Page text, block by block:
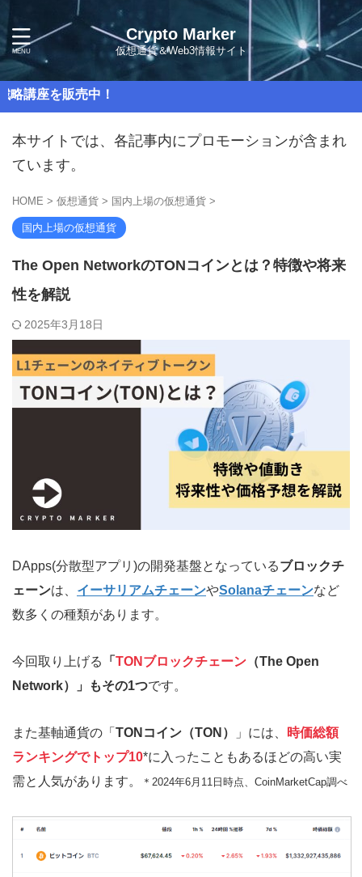
Crypto Marker
仮想通貨＆Web3情報サイト
中！
本サイトでは、各記事内にプロモーションが含まれ
ています。
HOME > 仮想通貨 > 国内上場の仮想通貨 >
国内上場の仮想通貨
The Open NetworkのTONコインとは？特徴や将来
性を解説
2025年3月18日
DApps(分散型アプリ)の開発基盤となっているブロックチ
ェーンは、 イーサリアムチェーンやSolanaチェーンなど
数多くの種類があります。
今回取り上げる 「 TONブロックチェーン （The Open
Network）」もその1つです。
また基軸通貨の「 TONコイン（TON） 」には、
時価総額
ランキングでトップ10*に入ったこともあるほどの高い実
需と人気があります。
＊2024年6月11日時点、CoinMarketCap調べ